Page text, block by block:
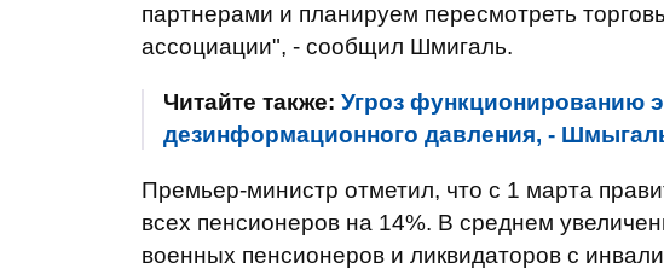
партнерами и планируем пересмотреть
ассоциации", - сообщил Шмигаль.
Читайте также: Угроз функционированию
дезинформационного давления, -
Премьер-министр отметил, что с 1 марта
всех пенсионеров на 14%. В среднем
военных пенсионеров и ликвидаторов с